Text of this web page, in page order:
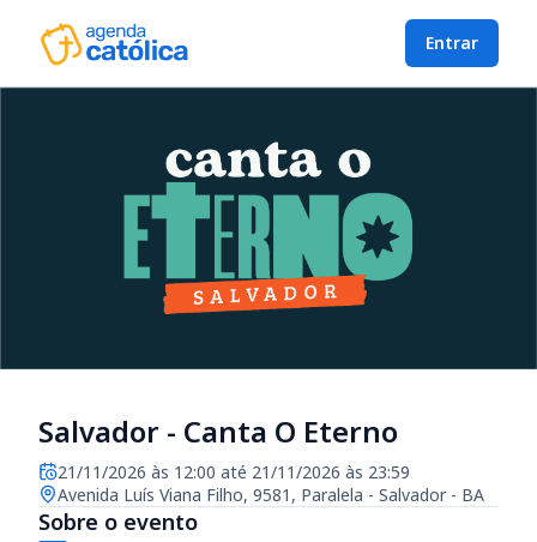
Entrar
Salvador - Canta O Eterno
21/11/2026 às 12:00 até 21/11/2026 às 23:59
Avenida Luís Viana Filho, 9581, Paralela - Salvador - BA
Sobre o evento